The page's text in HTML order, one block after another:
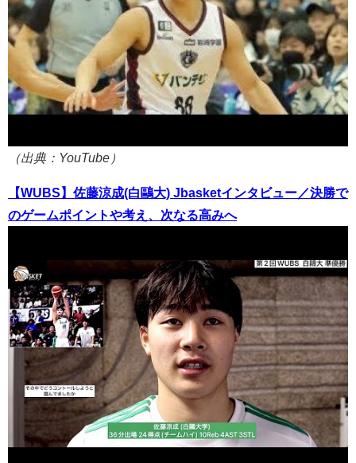
（出典：YouTube）
【WUBS】佐藤涼成(白鷗大) Jbasketインタビュー／決勝で
のゲームポイントや考え、次なる高みへ